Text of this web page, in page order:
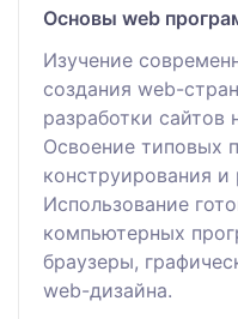
Основы web
Изучение
создания web-
разработки сайтов
Освоение типовых
конструирования
Использование
компьютерных
браузеры,
web-дизайна.